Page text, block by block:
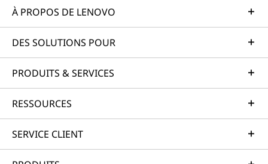
À PROPOS DE LENOVO
DES SOLUTIONS POUR
PRODUITS & SERVICES
RESSOURCES
SERVICE CLIENT